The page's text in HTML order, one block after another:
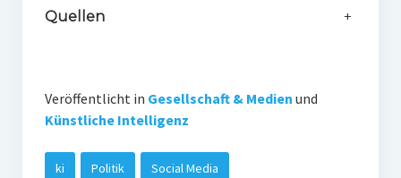
Quellen +
Veröffentlicht in Gesellschaft & Medien und
Künstliche Intelligenz
ki Politik Social Media